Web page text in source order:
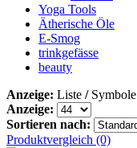
Yoga Tools
Ätherische Öle
Starterset
Öle
Bücher
E-Smog
E-Chip
Carconverter
trinkgefässe
becher
tassen
flaschen
beauty
Anzeige: Liste / Symbole
Anzeige:
Sortieren nach:
Produktvergleich (0)